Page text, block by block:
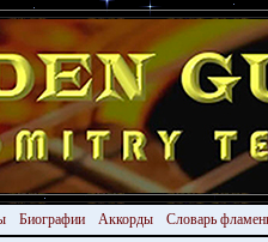
Биографии Аккорды Словарь